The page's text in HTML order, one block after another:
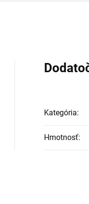
Kategória:
Hmotnosť: